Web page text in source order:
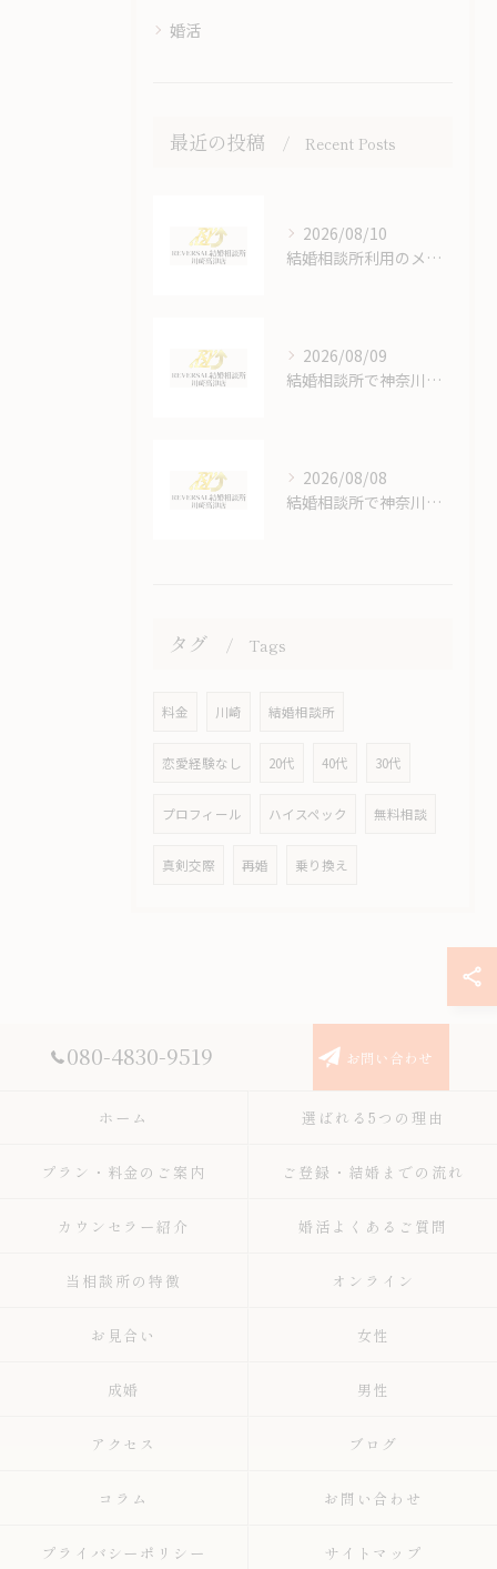
婚活
最近の投稿 Recent Posts
2026/08/10
結婚相談所利用のメリットを徹底解説し安心して婚活を始めるためのガイド
2026/08/09
結婚相談所で神奈川県川崎市の30代が婚活で成功するための実践ガイド
2026/08/08
結婚相談所で神奈川県川崎市40代が婚活で成功するための実践ガイド
タグ Tags
料金 川崎 結婚相談所
恋愛経験なし 20代 40代 30代
プロフィール ハイスペック 無料相談
真剣交際 再婚 乗り換え
080-4830-9519 お問い合わせ
ホーム 選ばれる5つの理由
プラン・料金のご案内 ご登録・結婚までの流れ
カウンセラー紹介 婚活よくあるご質問
当相談所の特徴 オンライン
お見合い 女性
成婚 男性
アクセス ブログ
コラム お問い合わせ
プライバシーポリシー サイトマップ